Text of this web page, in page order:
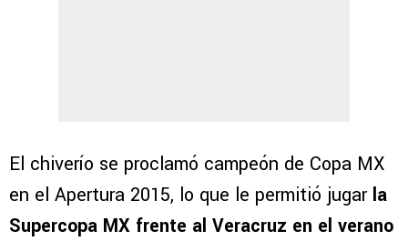
El chiverío se proclamó campeón de Copa MX
en el Apertura 2015, lo que le permitió jugar la
Supercopa MX frente al Veracruz en el verano